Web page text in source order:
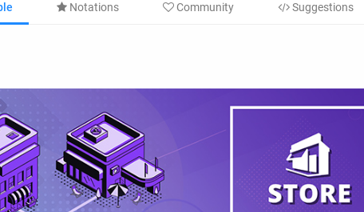
Notations Community Suggestions